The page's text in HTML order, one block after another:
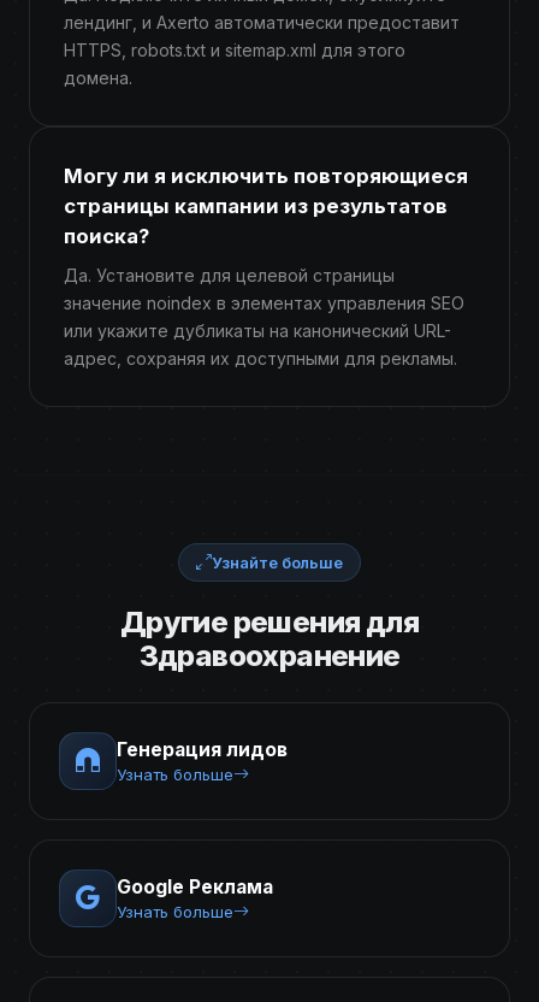
лендинг, и Axerto автоматически предоставит
HTTPS, robots.txt и sitemap.xml для этого
домена.
Могу ли я исключить повторяющиеся
страницы кампании из результатов
поиска?
Да. Установите для целевой страницы
значение noindex в элементах управления SEO
или укажите дубликаты на канонический URL-
адрес, сохраняя их доступными для рекламы.
Узнайте больше
Другие решения для
Здравоохранение
Генерация лидов
Узнать больше
Google Реклама
Узнать больше